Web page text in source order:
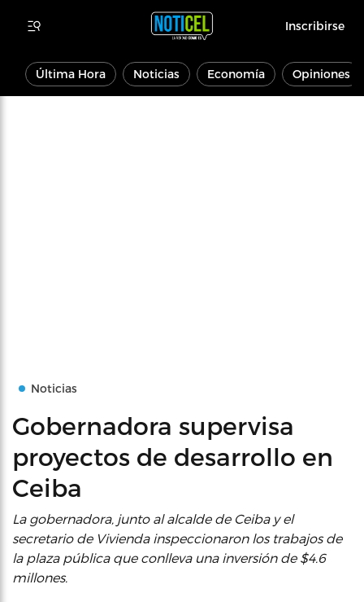
Inscribirse
Última Hora Noticias Economía Opiniones
Noticias
Gobernadora supervisa
proyectos de desarrollo en
Ceiba
La gobernadora, junto al alcalde de Ceiba y el
secretario de Vivienda inspeccionaron los trabajos de
la plaza pública que conlleva una inversión de $4.6
millones.